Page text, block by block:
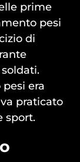
prime
pesi
di
era
praticato
sport.